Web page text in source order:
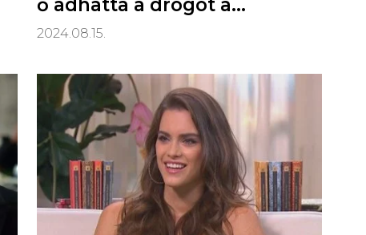
ő adhatta a drogot a
színésznek!
2024.08.15.